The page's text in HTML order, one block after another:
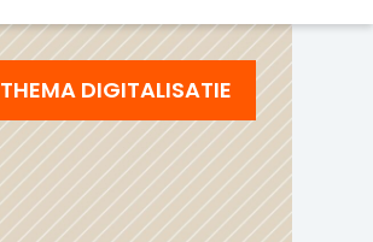
THEMA DIGITALISATIE